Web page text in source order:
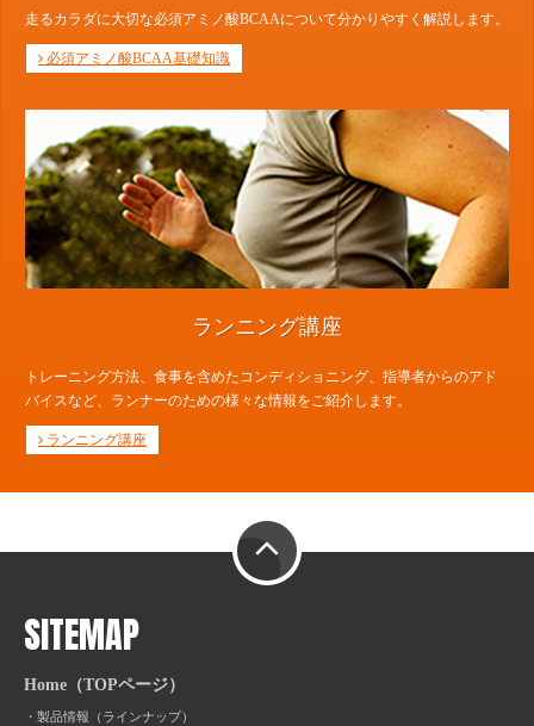
走るカラダに大切な必須アミノ酸BCAAについて分かりやすく解説します。
必須アミノ酸BCAA基礎知識
ランニング講座
トレーニング方法、食事を含めたコンディショニング、指導者からのアド
バイスなど、ランナーのための様々な情報をご紹介します。
ランニング講座
SITEMAP
Home（TOPページ）
製品情報（ラインナップ）